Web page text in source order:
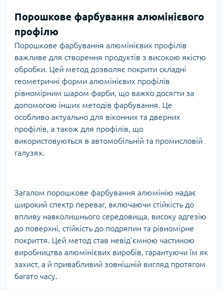
Порошкове фарбування алюмінієвого
профілю
Порошкове фарбування алюмінієвих профілів
важливе для створення продуктів з високою якістю
обробки. Цей метод дозволяє покрити складні
геометричні форми алюмінієвих профілів
рівномірним шаром фарби, що важко досягти за
допомогою інших методів фарбування. Це
особливо актуально для віконних та дверних
профілів, а також для профілів, що
використовуються в автомобільній та промисловій
галузях.
Загалом порошкове фарбування алюмінію надає
широкий спектр переваг, включаючи стійкість до
впливу навколишнього середовища, високу адгезію
до поверхні, стійкість до подряпин та рівномірне
покриття. Цей метод став невід'ємною частиною
виробництва алюмінієвих виробів, гарантуючи їм як
захист, а й привабливий зовнішній вигляд протягом
багато часу.